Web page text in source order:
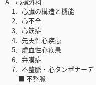
1．心臓の構造と機能
2．心不全
3．心筋症
4．先天性心疾患
5．虚血性心疾患
6．弁膜症
7．不整脈・心タンポナーデ
■ 不整脈